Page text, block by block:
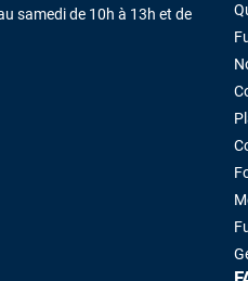
samedi de 10h à 13h et de